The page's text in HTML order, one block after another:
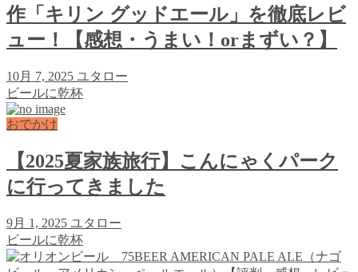
作「キリン グッドエール」を徹底レビ
ュー！【感想・うまい！orまずい？】
10月 7, 2025 ユタロー
ビールに乾杯
おでかけ
【2025夏家族旅行】こんにゃくパーク
に行ってきました
9月 1, 2025 ユタロー
ビールに乾杯